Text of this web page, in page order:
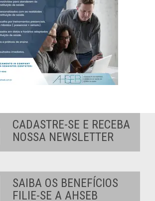
CADASTRE-SE E RECEBA
NOSSA NEWSLETTER
SAIBA OS BENEFÍCIOS
FILIE-SE A AHSEB